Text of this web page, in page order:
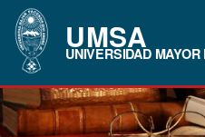
UMSA
UNIVERSIDAD